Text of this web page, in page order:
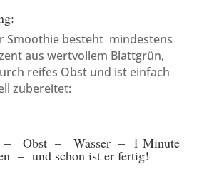
Smoothie besteht mindestens
aus wertvollem Blattgrün,
reifes Obst und ist einfach
zubereitet:
– Obst – Wasser – 1 Minute
– und schon ist er fertig!